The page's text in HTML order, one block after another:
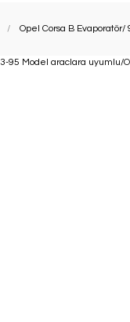
Opel Corsa B